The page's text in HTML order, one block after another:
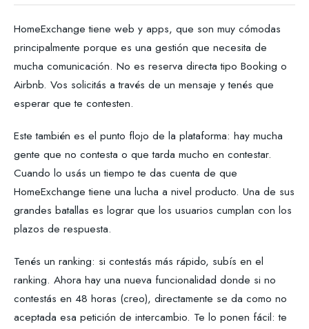
HomeExchange tiene web y apps, que son muy cómodas
principalmente porque es una gestión que necesita de
mucha comunicación. No es reserva directa tipo Booking o
Airbnb. Vos solicitás a través de un mensaje y tenés que
esperar que te contesten.
Este también es el punto flojo de la plataforma: hay mucha
gente que no contesta o que tarda mucho en contestar.
Cuando lo usás un tiempo te das cuenta de que
HomeExchange tiene una lucha a nivel producto. Una de sus
grandes batallas es lograr que los usuarios cumplan con los
plazos de respuesta.
Tenés un ranking: si contestás más rápido, subís en el
ranking. Ahora hay una nueva funcionalidad donde si no
contestás en 48 horas (creo), directamente se da como no
aceptada esa petición de intercambio. Te lo ponen fácil: te